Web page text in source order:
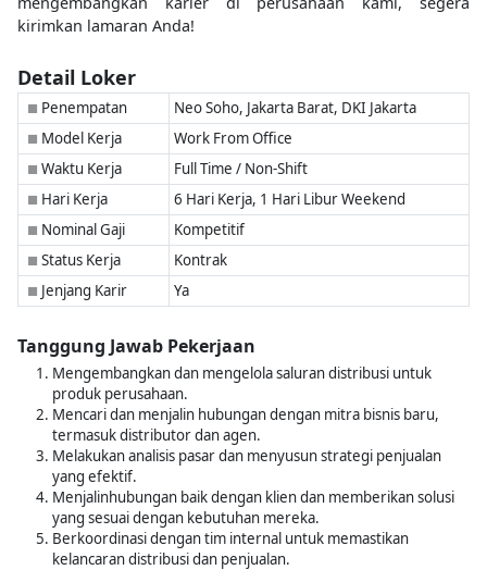
kirimkan lamaran Anda!
Detail Loker
■ Penempatan Neo Soho, Jakarta Barat, DKI Jakarta
■ Model Kerja Work From Office
■ Waktu Kerja Full Time / Non-Shift
■ Hari Kerja 6 Hari Kerja, 1 Hari Libur Weekend
■ Nominal Gaji Kompetitif
■ Status Kerja Kontrak
■ Jenjang Karir Ya
Tanggung Jawab Pekerjaan
Mengembangkan dan mengelola saluran distribusi untuk
produk perusahaan.
Mencari dan menjalin hubungan dengan mitra bisnis baru,
termasuk distributor dan agen.
Melakukan analisis pasar dan menyusun strategi penjualan
yang efektif.
Menjalinhubungan baik dengan klien dan memberikan solusi
yang sesuai dengan kebutuhan mereka.
Berkoordinasi dengan tim internal untuk memastikan
kelancaran distribusi dan penjualan.